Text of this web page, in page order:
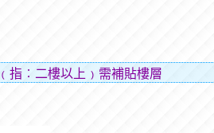
上﹚需補貼樓層費用（貼補搬運人的